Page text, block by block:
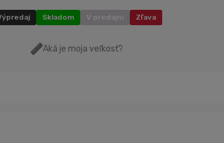
Skladom V predajni Zľava
Aká je moja veľkosť?